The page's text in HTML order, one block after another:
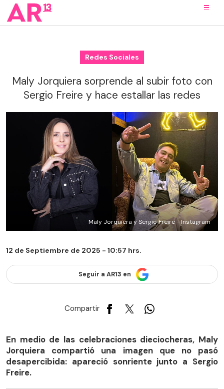
Redes Sociales
Maly Jorquiera sorprende al subir foto con
Sergio Freire y hace estallar las redes
Maly Jorquiera y Sergio Freire - Instagram
12 de Septiembre de 2025 - 10:57 hrs.
Seguir a AR13 en
Compartir
En medio de las celebraciones dieciocheras, Maly
Jorquiera compartió una imagen que no pasó
desapercibida: apareció sonriente junto a Sergio
Freire.